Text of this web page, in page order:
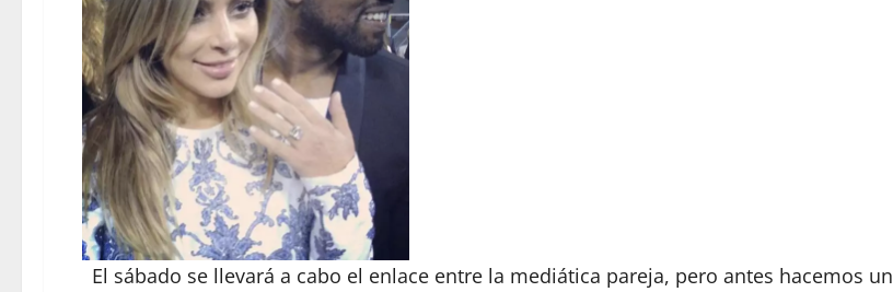
El sábado se llevará a cabo el enlace entre la mediática pareja, pero antes hacemos un